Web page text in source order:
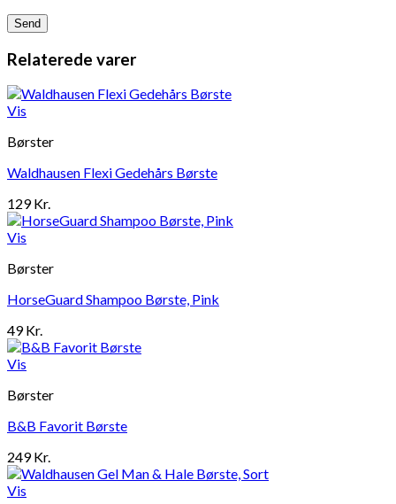
Relaterede varer
Vis
Børster
Waldhausen Flexi Gedehårs Børste
129Kr.
Vis
Børster
HorseGuard Shampoo Børste, Pink
49Kr.
Vis
Børster
B&B Favorit Børste
249Kr.
Vis